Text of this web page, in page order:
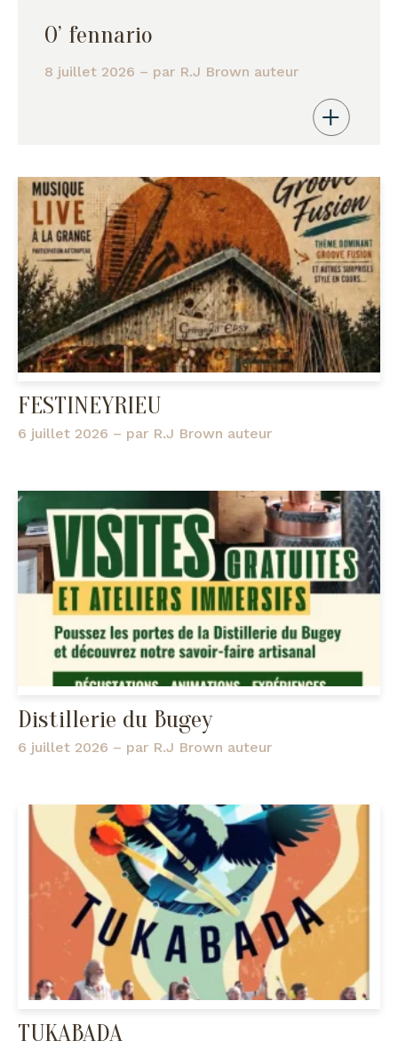
O’ fennario
8 juillet 2026 – par R.J Brown auteur
FESTINEYRIEU
6 juillet 2026 – par R.J Brown auteur
Distillerie du Bugey
6 juillet 2026 – par R.J Brown auteur
TUKABADA